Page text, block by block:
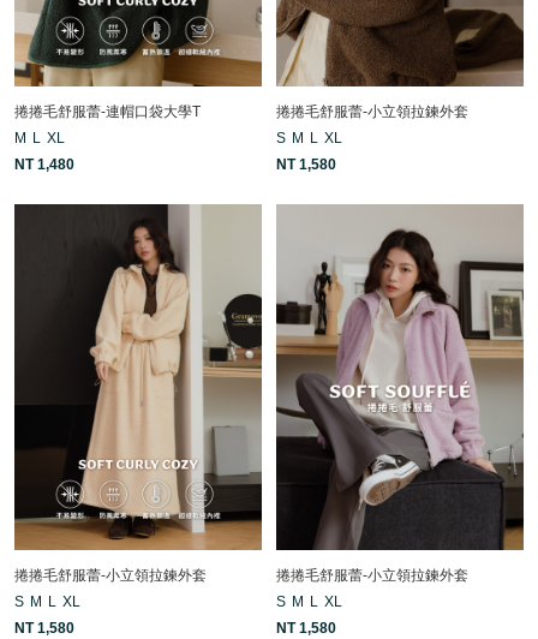
捲捲毛舒服蕾-連帽口袋大學T
M
L XL
NT 1,480
捲捲毛舒服蕾-小立領拉鍊外套
S M L XL
NT 1,580
捲捲毛舒服蕾-小立領拉鍊外套
S M L XL
NT 1,580
捲捲毛舒服蕾-小立領拉鍊外套
S M L XL
NT 1,580